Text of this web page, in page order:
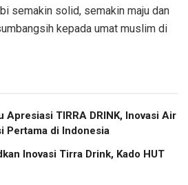
semakin solid, semakin maju dan
kepada umat muslim di
Apresiasi TIRRA DRINK, Inovasi Air
Pertama di Indonesia
Inovasi Tirra Drink, Kado HUT